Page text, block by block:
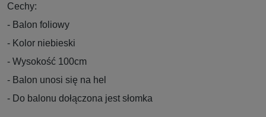
Cechy:
- Balon foliowy
- Kolor niebieski
- Wysokość 100cm
- Balon unosi się na hel
- Do balonu dołączona jest słomka